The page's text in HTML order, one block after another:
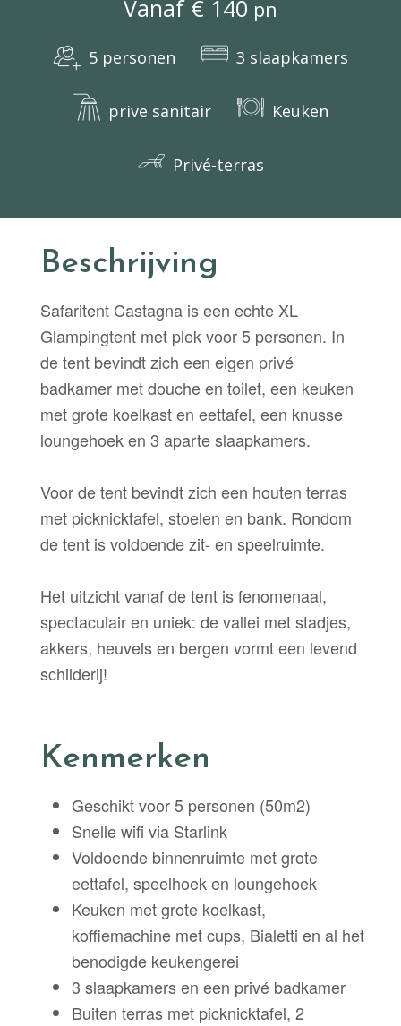
Vanaf € 140 pn
5 personen 3 slaapkamers
prive sanitair Keuken
Privé-terras
Beschrijving
Safaritent Castagna is een echte XL
Glampingtent met plek voor 5 personen. In
de tent bevindt zich een eigen privé
badkamer met douche en toilet, een keuken
met grote koelkast en eettafel, een knusse
loungehoek en 3 aparte slaapkamers.
Voor de tent bevindt zich een houten terras
met picknicktafel, stoelen en bank. Rondom
de tent is voldoende zit- en speelruimte.
Het uitzicht vanaf de tent is fenomenaal,
spectaculair en uniek: de vallei met stadjes,
akkers, heuvels en bergen vormt een levend
schilderij!
Kenmerken
Geschikt voor 5 personen (50m2)
Snelle wifi via Starlink
Voldoende binnenruimte met grote
eettafel, speelhoek en loungehoek
Keuken met grote koelkast,
koffiemachine met cups, Bialetti en al het
benodigde keukengerei
3 slaapkamers en een privé badkamer
Buiten terras met picknicktafel, 2